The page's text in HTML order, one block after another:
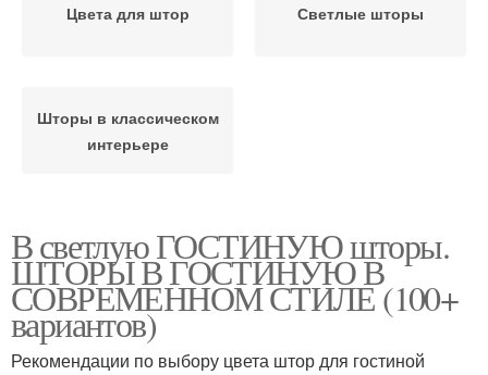
Цвета для штор Светлые шторы
Шторы в классическом
интерьере
В светлую ГОСТИНУЮ шторы.
ШТОРЫ В ГОСТИНУЮ В
СОВРЕМЕННОМ СТИЛЕ (100+
вариантов)
Рекомендации по выбору цвета штор для гостиной